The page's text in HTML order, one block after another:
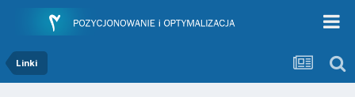
Linki